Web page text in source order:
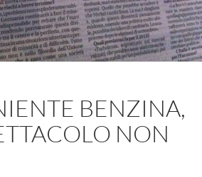
BENZINA,
NON